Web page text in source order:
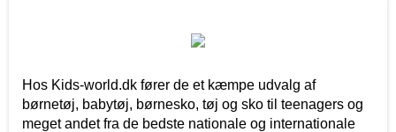
Hos Kids-world.dk fører de et kæmpe udvalg af
børnetøj, babytøj, børnesko, tøj og sko til teenagers og
meget andet fra de bedste nationale og internationale